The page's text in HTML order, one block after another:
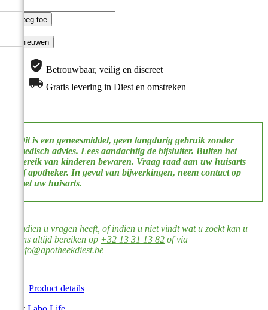
Voeg toe
Betrouwbaar, veilig en discreet
Gratis levering in Diest en omstreken
​​Dit is een geneesmiddel, geen langdurig gebruik zonder
medisch advies. Lees aandachtig de bijsluiter. Buiten het
bereik van kinderen bewaren. Vraag raad aan uw huisarts
of apotheker. In geval van bijwerkingen, neem contact op
met uw huisarts. ​​
Indien u vragen heeft, of indien u niet vindt wat u zoekt kan u
ons altijd bereiken op +32 13 31 13 82 of via
info@apotheekdiest.be
Product details